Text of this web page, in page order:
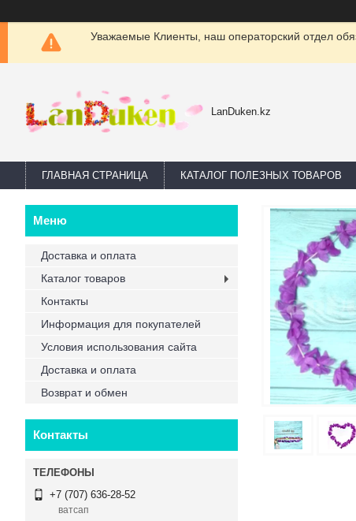
Уважаемые Клиенты, наш операторский отдел
LanDuken.kz
ГЛАВНАЯ СТРАНИЦА КАТАЛОГ ПОЛЕЗНЫХ ТОВАРОВ
Доставка и оплата
Каталог товаров
Контакты
Информация для покупателей
Условия использования сайта
Доставка и оплата
Возврат и обмен
Контакты
+7 (707) 636-28-52
ватсап